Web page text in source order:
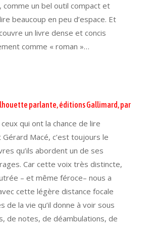
comme un bel outil compact et
beaucoup en peu d’espace. Et
un livre dense et concis
comme « roman »…
parlante, éditions Gallimard, par
qui ont la chance de lire
Macé, c’est toujours le
qu’ils abordent un de ses
Car cette voix très distincte,
– et même féroce– nous a
cette légère distance focale
de la vie qu’il donne à voir sous
de notes, de déambulations, de